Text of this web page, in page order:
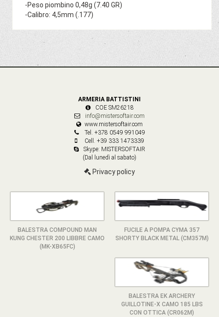
-Peso piombino 0,48g (7.40 GR)
-Calibro: 4,5mm (.177)
ARMERIA BATTISTINI
COE SM26218
info@mistersoftair.com
www.mistersoftair.com
Tel. +378 0549 991049
Cell. +39 333 1473339
Skype: MISTERSOFTAIR
(Dal lunedì al sabato)
Privacy policy
BALESTRA COMPOUND MAN
KUNG CHESTER 200 LIBBRE CAMO
(MK-XB65FC)
FUCILE A POMPA CYMA 357
SHORTY BLACK METAL (CM357M)
BALESTRA EK ARCHERY
GUILLOTINE-X CAMO 185 LBS
CON OTTICA (CR062M)